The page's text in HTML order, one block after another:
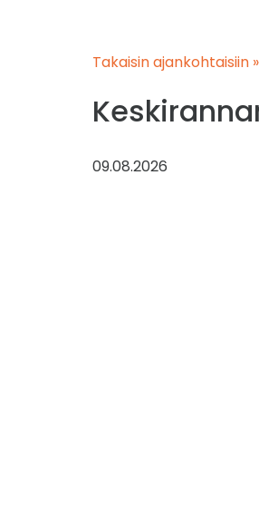
Takaisin ajankohtaisiin »
09.08.2026